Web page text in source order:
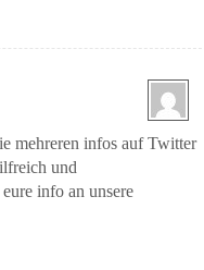
mehreren infos auf Twitter
und
info an unsere